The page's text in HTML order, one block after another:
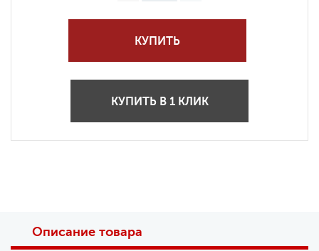
КУПИТЬ
КУПИТЬ В 1 КЛИК
Описание товара